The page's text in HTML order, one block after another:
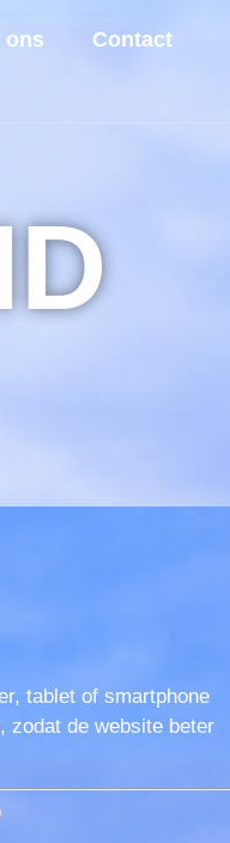
ons Contact
tablet of smartphone
zodat de website beter